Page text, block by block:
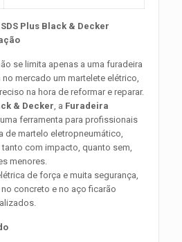
Plus Black & Decker
se limita apenas a uma furadeira
mercado um martelete elétrico,
na hora de reformar e reparar.
& Decker, a Furadeira
uma ferramenta para profissionais
de martelo eletropneumático,
tanto com impacto, quanto sem,
menores.
de força e muita segurança,
concreto e no aço ficarão